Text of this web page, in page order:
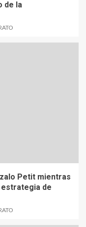
de la
Petit mientras
estrategia de